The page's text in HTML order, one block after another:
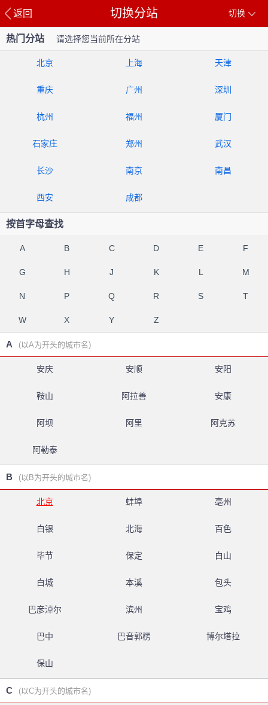
返回 切换
切换分站
热门分站 请选择您当前所在分站
北京 上海 天津
重庆 广州 深圳
杭州 福州 厦门
石家庄 郑州 武汉
长沙 南京 南昌
西安 成都
按首字母查找
A B C D E F
G H J K L M
N P Q R S T
W X Y Z
A (以A为开头的城市名)
安庆 安顺 安阳
鞍山 阿拉善 安康
阿坝 阿里 阿克苏
阿勒泰
B (以B为开头的城市名)
北京 蚌埠 亳州
白银 北海 百色
毕节 保定 白山
白城 本溪 包头
巴彦淖尔 滨州 宝鸡
巴中 巴音郭楞 博尔塔拉
保山
C (以C为开头的城市名)